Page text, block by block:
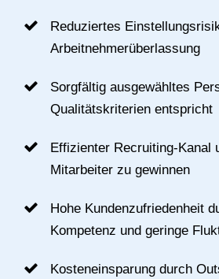
Reduziertes
Arbeitnehmerüberlassung
Sorgfältig ausgewähltes
Qualitätskriterien entspricht
Effizienter Recruiting-Kanal
Mitarbeiter zu gewinnen
Hohe Kundenzufriedenheit
Kompetenz und geringe
Kosteneinsparung durch